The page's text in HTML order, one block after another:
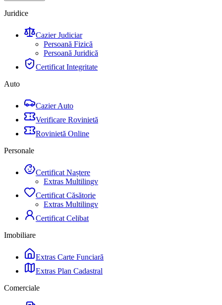
Juridice
Cazier Judiciar
Persoană Fizică
Persoană Juridică
Certificat Integritate
Auto
Cazier Auto
Verificare Rovinietă
Rovinietă Online
Personale
Certificat Naștere
Extras Multilingv
Certificat Căsătorie
Extras Multilingv
Certificat Celibat
Imobiliare
Extras Carte Funciară
Extras Plan Cadastral
Comerciale